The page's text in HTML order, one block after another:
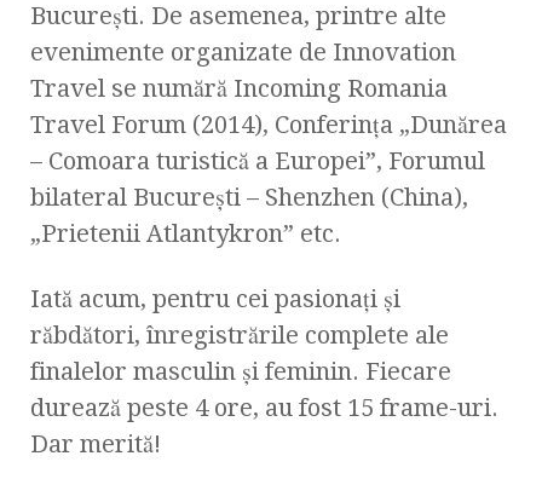
Bucureşti. De asemenea, printre alte
evenimente organizate de Innovation
Travel se numără Incoming Romania
Travel Forum (2014), Conferinţa „Dunărea
– Comoara turistică a Europei”, Forumul
bilateral Bucureşti – Shenzhen (China),
„Prietenii Atlantykron” etc.
Iată acum, pentru cei pasionaţi şi
răbdători, înregistrările complete ale
finalelor masculin şi feminin. Fiecare
durează peste 4 ore, au fost 15 frame-uri.
Dar merită!